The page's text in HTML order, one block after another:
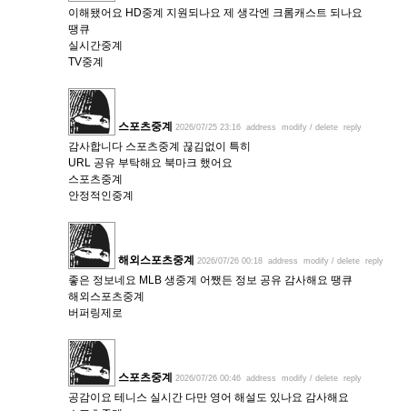
이해됐어요 HD중계 지원되나요 제 생각엔 크롬캐스트 되나요
땡큐
실시간중계
TV중계
스포츠중계 2026/07/25 23:16 address modify / delete reply
감사합니다 스포츠중계 끊김없이 특히
URL 공유 부탁해요 북마크 했어요
스포츠중계
안정적인중계
해외스포츠중계 2026/07/26 00:18 address modify / delete reply
좋은 정보네요 MLB 생중계 어쨌든 정보 공유 감사해요 땡큐
해외스포츠중계
버퍼링제로
스포츠중계 2026/07/26 00:46 address modify / delete reply
공감이요 테니스 실시간 다만 영어 해설도 있나요 감사해요